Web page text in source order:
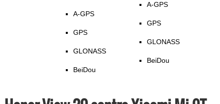
A-GPS
GPS
GLONASS
BeiDou
A-GPS
GPS
GLONASS
BeiDou